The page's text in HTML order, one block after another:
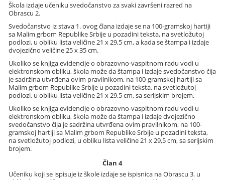
Škola izdaje učeniku svedočanstvo za svaki završeni razred na
Obrascu 2.
Svedočanstvo iz stava 1. ovog člana izdaje se na 100-gramskoj hartiji
sa Malim grbom Republike Srbije u pozadini teksta, na svetložutoj
podlozi, u obliku lista veličine 21 x 29,5 cm, a kada se štampa i izdaje
dvojezično veličine 25 x 35 cm.
Ukoliko se knjiga evidencije o obrazovno-vaspitnom radu vodi u
elektronskom obliku, škola može da štampa i izdaje svedočanstvo čija
je sadržina utvrđena ovim pravilnikom, na 100-gramskoj hartiji sa
Malim grbom Republike Srbije u pozadini teksta, na svetložutoj
podlozi, u obliku lista veličine 21 x 29,5 cm, sa serijskim brojem.
Ukoliko se knjiga evidencije o obrazovno-vaspitnom radu vodi u
elektronskom obliku, škola može da štampa i izdaje dvojezično
svedočanstvo čija je sadržina utvrđena ovim pravilnikom, na 100-
gramskoj hartiji sa Malim grbom Republike Srbije u pozadini teksta,
na svetložutoj podlozi, u obliku lista veličine 21 x 29,5 cm, sa serijskim
brojem.
Član 4
Učeniku koji se ispisuje iz škole izdaje se ispisnica na Obrascu 3. u